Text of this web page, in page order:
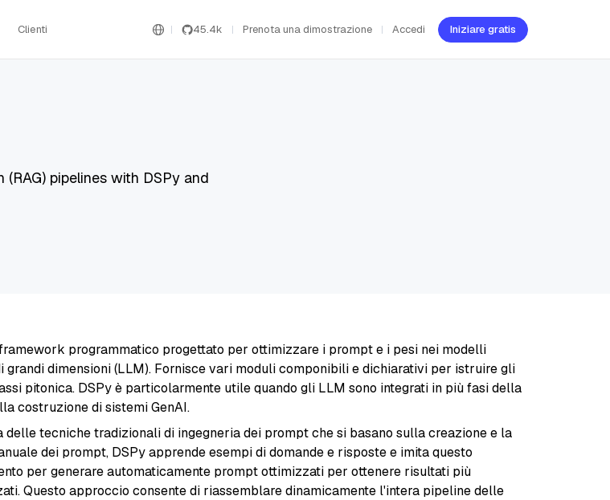
Clienti 45.4k Prenota una dimostrazione Accedi Iniziare gratis
pipelines with DSPy and
programmatico progettato per ottimizzare i prompt e i pesi nei modelli
grandi dimensioni (LLM). Fornisce vari moduli componibili e dichiarativi per istruire gli
pitonica. DSPy è particolarmente utile quando gli LLM sono integrati in più fasi della
costruzione di sistemi GenAI.
delle tecniche tradizionali di ingegneria dei prompt che si basano sulla creazione e la
dei prompt, DSPy apprende esempi di domande e risposte e imita questo
per generare automaticamente prompt ottimizzati per ottenere risultati più
Questo approccio consente di riassemblare dinamicamente l'intera pipeline delle